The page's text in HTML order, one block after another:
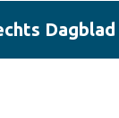
Dagblad